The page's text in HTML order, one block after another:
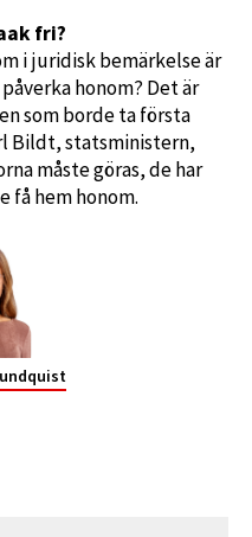
fri?
i juridisk bemärkelse är
honom? Det är
som borde ta första
Bildt, statsministern,
måste göras, de har
få hem honom.